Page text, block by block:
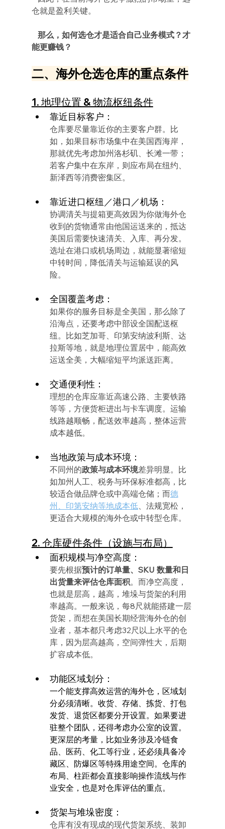
仓就是盈利关键。
能更赚钱？
二、海外仓选仓库的重点条件
1. 地理位置 & 物流枢纽条件
靠近目标客户：
仓库要尽量靠近你的主要客户群。比
如，如果目标市场集中在美国西海岸，
那就优先考虑加州洛杉矶、长滩一带；
若客户集中在东岸，则应布局在纽约、
新泽西等消费密集区。
靠近进口枢纽／港口／机场：
协调清关与提箱更高效因为你做海外仓
收到的货物通常由他国运送来的，抵达
美国后需要快速清关、入库、再分发。
选址在港口或机场周边，就能显著缩短
中转时间，降低清关与运输延误的风
险。
全国覆盖考虑：
如果你的服务目标是全美国，那么除了
沿海点，还要考虑中部设全国配送枢
纽。比如芝加哥、印第安纳波利斯、达
拉斯等地，就是地理位置居中，能高效
运送全美，大幅缩短平均派送距离。
交通便利性：
理想的仓库应靠近高速公路、主要铁路
等等，方便货柜进出与卡车调度。运输
线路越顺畅，配送效率越高，整体运营
成本越低。
当地政策与成本环境：
不同州的政策与成本环境差异明显。比
如加州人工、税务与环保标准都高，比
较适合做品牌仓或中高端仓储；而德
州、印第安纳等地成本低、法规宽松，
更适合大规模的海外仓或中转型仓库。
2. 仓库硬件条件（设施与布局）
面积规模与净空高度：
要先根据预计的订单量、SKU 数量和日
出货量来评估仓库面积。而净空高度，
也就是层高，越高，堆垛与货架的利用
率越高。一般来说，每8尺就能搭建一层
货架，而想在美国长期经营海外仓的创
业者，基本都只考虑32尺以上水平的仓
库，因为层高越高，空间弹性大，后期
扩容成本低。
功能区域划分：
一个能支撑高效运营的海外仓，区域划
分必须清晰。收货、存储、拣货、打包
发货、退货区都要分开设置。如果要进
驻整个团队，还得考虑办公室的设置。
更深层的考量，比如业务涉及冷链食
品、医药、化工等行业，还必须具备冷
藏区、防爆区等特殊用途空间。仓库的
布局、柱距都会直接影响操作流线与作
业安全，也是对仓库评估的重点。
货架与堆垛密度：
仓库有没有现成的现代货架系统、装卸